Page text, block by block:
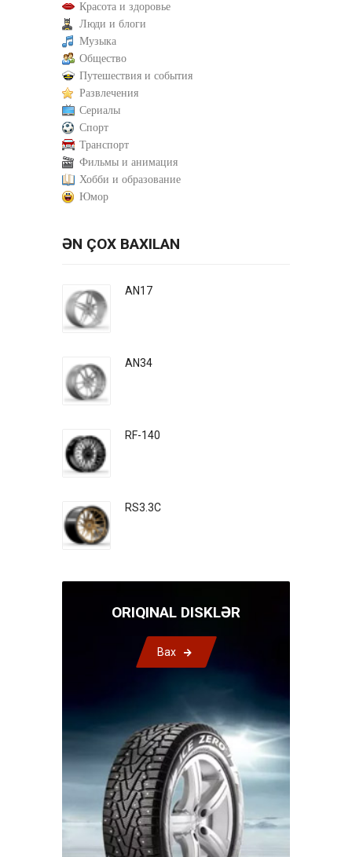
Красота и здоровье
Люди и блоги
Музыка
Общество
Путешествия и события
Развлечения
Сериалы
Спорт
Транспорт
Фильмы и анимация
Хобби и образование
Юмор
ƏN ÇOX BAXILAN
AN17
AN34
RF-140
RS3.3C
ORIQINAL DISKLƏR
Bax